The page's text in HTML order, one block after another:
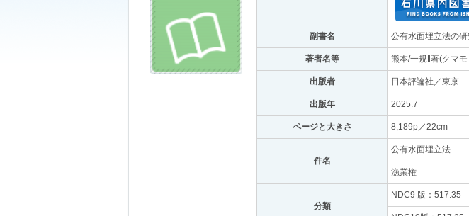
副書名 公有水面埋立法の
著者名等 熊本/一規‖著(クマ
出版者 日本評論社／東京
出版年 2025.7
ページと大きさ 8,189p／22cm
件名
公有水面埋立法
漁業権
分類
NDC9 版：517.35